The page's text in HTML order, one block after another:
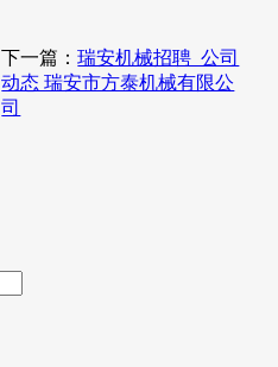
下一篇：瑞安机械招聘_公司
动态 瑞安市方泰机械有限公
司